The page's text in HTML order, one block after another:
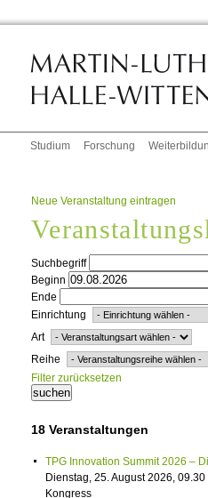
Studium Forschung
Neue Veranstaltung eintragen
Suchbegriff
Beginn
Ende
Einrichtung
Art
Reihe
Filter zurücksetzen
18 Veranstaltungen
TPG Innovation Summit 2026 –
Dienstag, 25. August 2026,
Kongress